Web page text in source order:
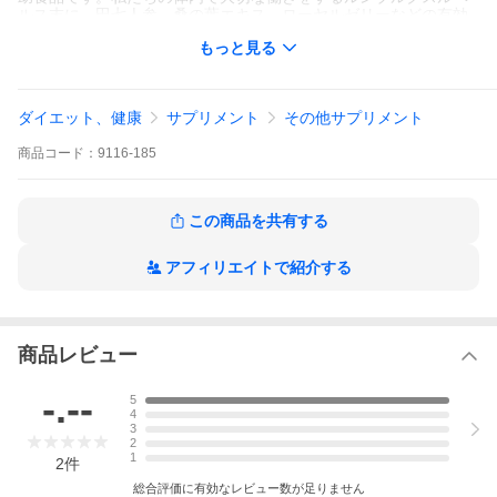
持にお役立てください。「スーパールベルス560」は、製造特許1
もっと見る
ダイエット、健康 サプリメント その他サプリメント
商品 コード： 9116-185
この商品を共有する
アフィリエイトで紹介する
商品レビュー
-.--
2件
5
4
3
2
1
総合評価に有効なレビュー数が足りません